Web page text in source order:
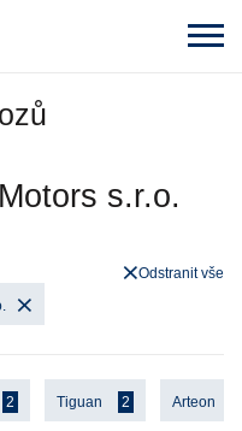
s.r.o.
Odstranit vše
2 Tiguan 2 Arteon